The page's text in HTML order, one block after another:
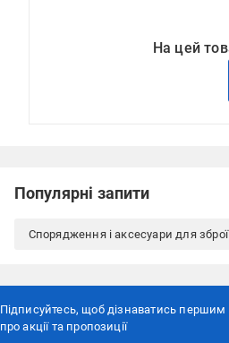
На цей
Популярні запити
Спорядження і аксесуари для зброї
Підписуйтесь, щоб дізнаватись першим
про акції та пропозиції